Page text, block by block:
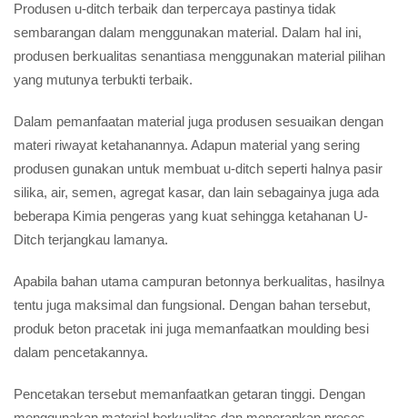
Produsen u-ditch terbaik dan terpercaya pastinya tidak
sembarangan dalam menggunakan material. Dalam hal ini,
produsen berkualitas senantiasa menggunakan material pilihan
yang mutunya terbukti terbaik.
Dalam pemanfaatan material juga produsen sesuaikan dengan
materi riwayat ketahanannya. Adapun material yang sering
produsen gunakan untuk membuat u-ditch seperti halnya pasir
silika, air, semen, agregat kasar, dan lain sebagainya juga ada
beberapa Kimia pengeras yang kuat sehingga ketahanan U-
Ditch terjangkau lamanya.
Apabila bahan utama campuran betonnya berkualitas, hasilnya
tentu juga maksimal dan fungsional. Dengan bahan tersebut,
produk beton pracetak ini juga memanfaatkan moulding besi
dalam pencetakannya.
Pencetakan tersebut memanfaatkan getaran tinggi. Dengan